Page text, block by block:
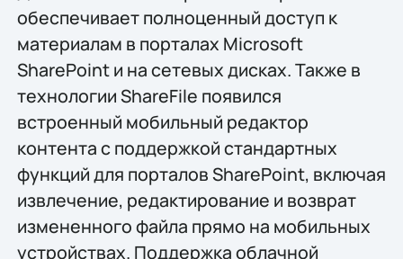
обеспечивает полноценный доступ к
материалам в порталах Microsoft
SharePoint и на сетевых дисках. Также в
технологии ShareFile появился
встроенный мобильный редактор
контента с поддержкой стандартных
функций для порталов SharePoint, включая
извлечение, редактирование и возврат
измененного файла прямо на мобильных
устройствах. Поддержка облачной